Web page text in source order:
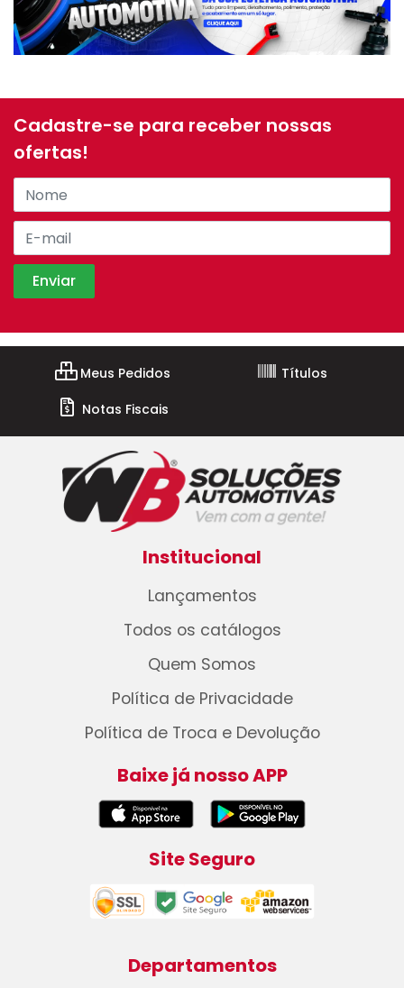
Cadastre-se para receber nossas
ofertas!
Meus Pedidos
Títulos
Notas Fiscais
Institucional
Lançamentos
Todos os catálogos
Quem Somos
Política de Privacidade
Política de Troca e Devolução
Baixe já nosso APP
Site Seguro
Departamentos